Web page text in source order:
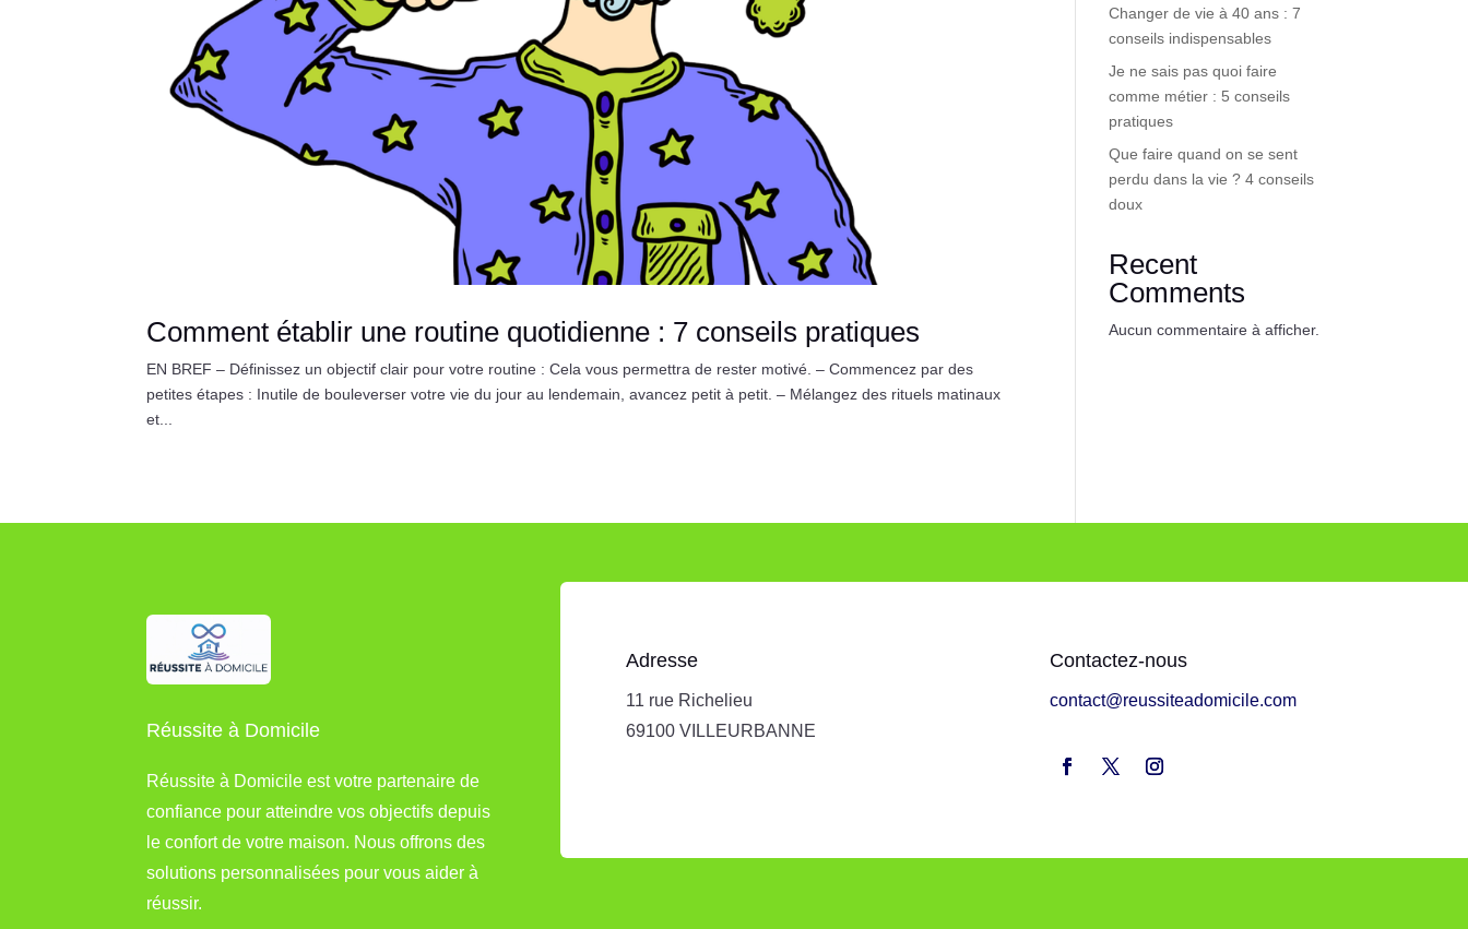
Comment établir une routine quotidienne : 7 conseils pratiques
EN BREF – Définissez un objectif clair pour votre routine : Cela vous permettra de rester motivé. – Commencez par des
petites étapes : Inutile de bouleverser votre vie du jour au lendemain, avancez petit à petit. – Mélangez des rituels matinaux
et...
Changer de vie à 40 ans : 7
conseils indispensables
Je ne sais pas quoi faire
comme métier : 5 conseils
pratiques
Que faire quand on se sent
perdu dans la vie ? 4 conseils
doux
Recent
Comments
Aucun commentaire à afficher.
Réussite à Domicile
Réussite à Domicile est votre partenaire de
confiance pour atteindre vos objectifs depuis
le confort de votre maison. Nous offrons des
solutions personnalisées pour vous aider à
réussir.
Adresse
11 rue Richelieu
69100 VILLEURBANNE
Contactez-nous
contact@reussiteadomicile.com